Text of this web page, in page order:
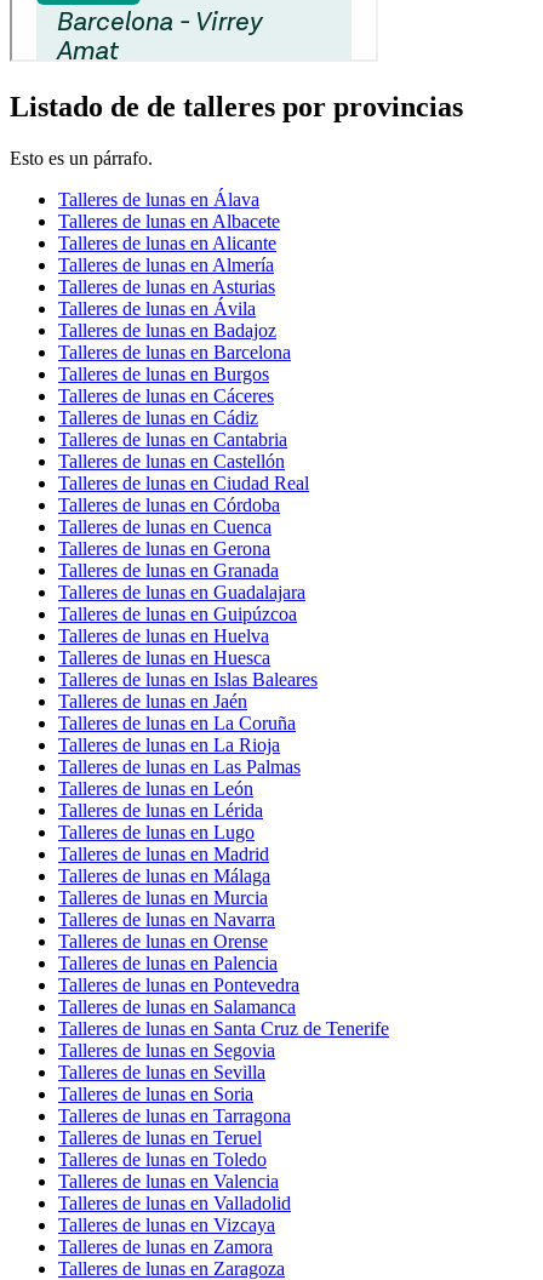
Listado de de talleres por provincias
Esto es un párrafo.
Talleres de lunas en Álava
Talleres de lunas en Albacete
Talleres de lunas en Alicante
Talleres de lunas en Almería
Talleres de lunas en Asturias
Talleres de lunas en Ávila
Talleres de lunas en Badajoz
Talleres de lunas en Barcelona
Talleres de lunas en Burgos
Talleres de lunas en Cáceres
Talleres de lunas en Cádiz
Talleres de lunas en Cantabria
Talleres de lunas en Castellón
Talleres de lunas en Ciudad Real
Talleres de lunas en Córdoba
Talleres de lunas en Cuenca
Talleres de lunas en Gerona
Talleres de lunas en Granada
Talleres de lunas en Guadalajara
Talleres de lunas en Guipúzcoa
Talleres de lunas en Huelva
Talleres de lunas en Huesca
Talleres de lunas en Islas Baleares
Talleres de lunas en Jaén
Talleres de lunas en La Coruña
Talleres de lunas en La Rioja
Talleres de lunas en Las Palmas
Talleres de lunas en León
Talleres de lunas en Lérida
Talleres de lunas en Lugo
Talleres de lunas en Madrid
Talleres de lunas en Málaga
Talleres de lunas en Murcia
Talleres de lunas en Navarra
Talleres de lunas en Orense
Talleres de lunas en Palencia
Talleres de lunas en Pontevedra
Talleres de lunas en Salamanca
Talleres de lunas en Santa Cruz de Tenerife
Talleres de lunas en Segovia
Talleres de lunas en Sevilla
Talleres de lunas en Soria
Talleres de lunas en Tarragona
Talleres de lunas en Teruel
Talleres de lunas en Toledo
Talleres de lunas en Valencia
Talleres de lunas en Valladolid
Talleres de lunas en Vizcaya
Talleres de lunas en Zamora
Talleres de lunas en Zaragoza